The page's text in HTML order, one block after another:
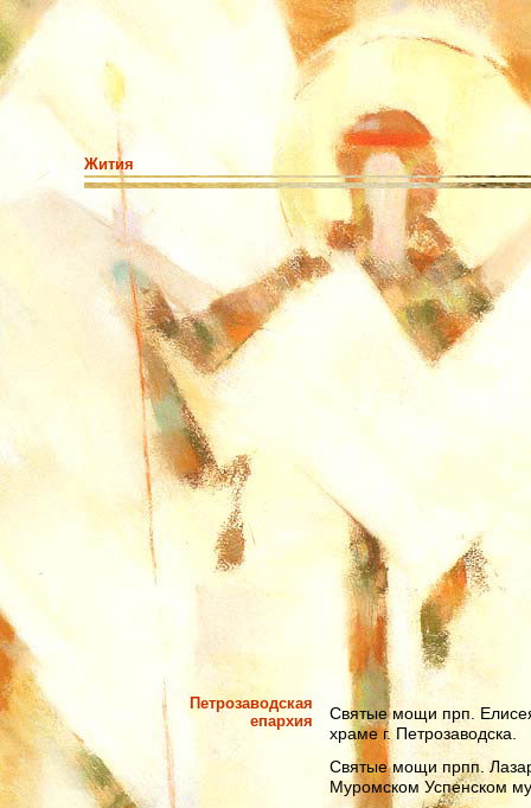
Жития
Петрозаводская
епархия
Святые мощи прп.
храме г. Петрозаводска.
Святые мощи прпп.
Муромском Успенском